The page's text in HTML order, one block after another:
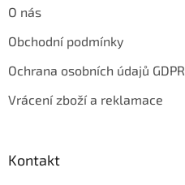
O nás
Obchodní podmínky
Ochrana osobních údajů GDPR
Vrácení zboží a reklamace
Kontakt